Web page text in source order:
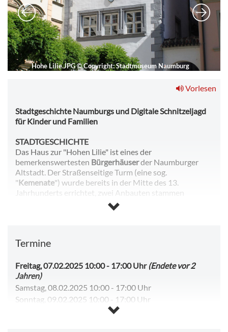
Hohe Lilie.JPG©Copyright: Stadtmuseum Naumburg
Vorlesen
Stadtgeschichte Naumburgs und Digitale Schnitzeljagd
für Kinder und Familien
STADTGESCHICHTE
Das Haus zur "Hohen Lilie" ist eines der
bemerkenswertesten Bürgerhäuserder Naumburger
Altstadt. Der Straßenseitige Turm (eine sog.
"Kemenate") wurde bereits in der Mitte des 13.
Jahrhunderts errichtet, zwei Anbauten stammen
wahrscheinlich aus dem 15. Jahrhundert, ein vierter
Erweiterungsbau stammt aus der Barockzeit. Damit ist
Museum zeigt die Spuren der 750 Jahre dauernden
Exemplarisch das Werden und Bestehen einer
bürgerlichen Kommune als sinnliches und intellektuelles
Erlebnis erfahrbar machen.
DIGITALE SCHNITZELJAHD FÜR FAMILIEN UND
Termine
Freitag, 07.02.2025 10:00- 17:00 Uhr(Endete vor 2
Jahren)
Samstag, 08.02.2025 10:00 - 17:00 Uhr
Sonntag, 09.02.2025 10:00 - 17:00 Uhr
Dienstag, 11.02.2025 10:00-17:00 Uhr